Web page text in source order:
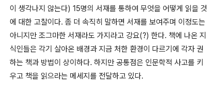
이 생각나지 않는다) 15명의 서재를 통하여 무엇을 어떻게 읽을 것
에 대한 고찰이다. 좀 더 속직히 말하면 서재를 보여주며 이정도는
아니지만 조그마한 서재라도 가지라고 강요(?) 한다. 책에 나온 지
식인들은 각기 살아온 배경과 지금 처한 환경이 다르기에 각자 권
하는 책과 방법이 상이하다. 하지만 공통점은 인문학적 사고를 키
우고 책을 읽으라는 메세지를 전달하고 있다.